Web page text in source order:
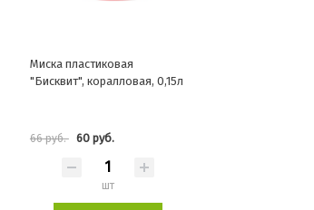
Миска пластиковая
"Бисквит", коралловая, 0,15л
66 руб. 60 руб.
шт